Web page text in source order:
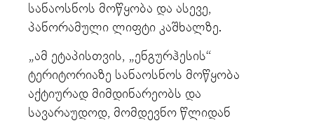
სანაოსნოს მოწყობა და ასევე,
პანორამული ლიფტი კაშხალზე.
„ამ ეტაპისთვის, „ენგურჰესის“
ტერიტორიაზე სანაოსნოს მოწყობა
აქტიურად მიმდინარეობს და
სავარაუდოდ, მომდევნო წლიდან